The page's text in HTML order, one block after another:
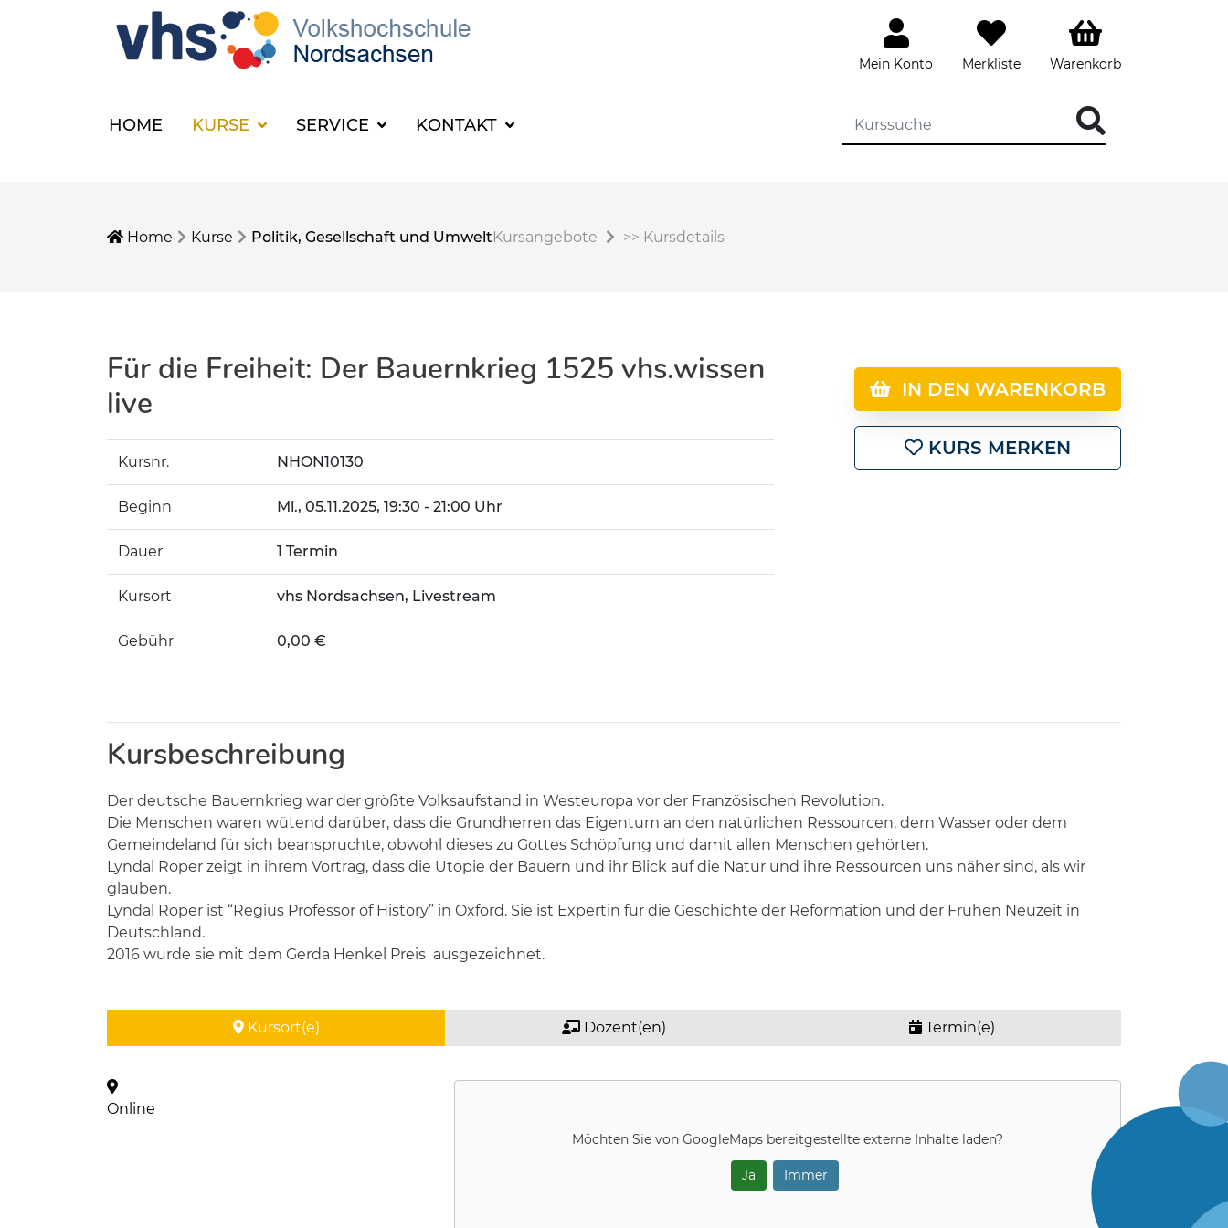
Mein Konto Merkliste Warenkorb
HOME KURSE SERVICE KONTAKT
Home Kurse Politik, Gesellschaft und UmweltKursangebote >> Kursdetails
Für die Freiheit: Der Bauernkrieg 1525 vhs.wissen
live
Kursnr. NHON10130
Beginn Mi., 05.11.2025, 19:30 - 21:00 Uhr
Dauer 1 Termin
Kursort vhs Nordsachsen, Livestream
Gebühr 0,00 €
IN DEN WARENKORB
KURS MERKEN
Kursbeschreibung
Der deutsche Bauernkrieg war der größte Volksaufstand in Westeuropa vor der Französischen Revolution.
Die Menschen waren wütend darüber, dass die Grundherren das Eigentum an den natürlichen Ressourcen, dem Wasser oder dem
Gemeindeland für sich beanspruchte, obwohl dieses zu Gottes Schöpfung und damit allen Menschen gehörten.
Lyndal Roper zeigt in ihrem Vortrag, dass die Utopie der Bauern und ihr Blick auf die Natur und ihre Ressourcen uns näher sind, als wir
glauben.
Lyndal Roper ist “Regius Professor of History” in Oxford. Sie ist Expertin für die Geschichte der Reformation und der Frühen Neuzeit in
Deutschland.
2016 wurde sie mit dem Gerda Henkel Preis ausgezeichnet.
Kursort(e) Dozent(en) Termin(e)
Online
Möchten Sie von GoogleMaps bereitgestellte externe Inhalte laden?
Ja Immer